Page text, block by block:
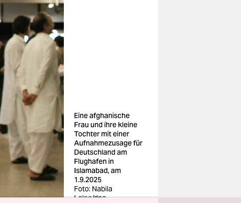
Eine afghanische
Frau und ihre kleine
Tochter mit einer
Aufnahmezusage für
Deutschland am
Flughafen in
Islamabad, am
1.9.2025
Foto: Nabila
Lalee/dpa